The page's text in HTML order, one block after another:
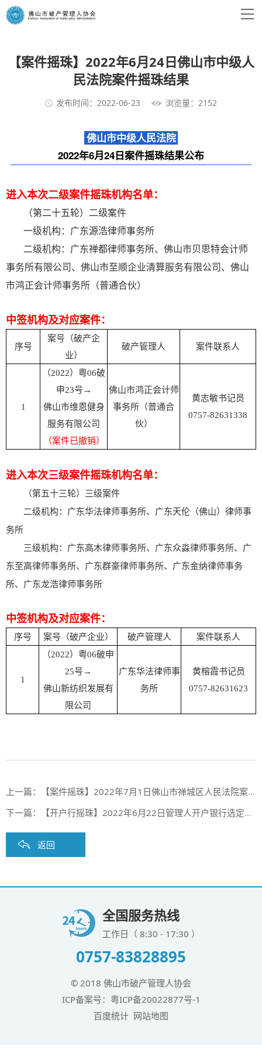
【案件摇珠】2022年6月24日佛山市中级人
民法院案件摇珠结果
发布时间：2022-06-23 浏览量：2152
佛山市中级人民法院
2022年6月24日案件摇珠结果公布
进入本次二级案件摇珠机构名单：
（第二十五轮）二级案件
一级机构：广东源浩律师事务所
二级机构：广东禅都律师事务所、佛山市贝思特会计师
事务所有限公司、佛山市至顺企业清算服务有限公司、佛山
市鸿正会计师事务所（普通合伙）
中签机构及对应案件：
序号
案号（破产企
业）
破产管理人 案件联系人
1
（2022）粤06破
申23号→
佛山市维恩健身
服务有限公司
（案件已撤销）
佛山市鸿正会计师
事务所（普通合
伙）
黄志敏书记员
0757-82631338
进入本次三级案件摇珠机构名单：
（第五十三轮）三级案件
二级机构：广东华法律师事务所、广东天伦（佛山）律师事
务所
三级机构：广东高木律师事务所、广东众淼律师事务所、广
东至高律师事务所、广东群豪律师事务所、广东金纳律师事务
所、广东龙浩律师事务所
中签机构及对应案件：
序号 案号（破产企业） 破产管理人 案件联系人
1
（2022）粤06破申
25号→
佛山新纺织发展有
限公司
广东华法律师事
务所
黄榕霞书记员
0757-82631623
上一篇：
【案件摇珠】2022年7月1日佛山市禅城区人民法院案件摇珠结果
下一篇：
【开户行摇珠】2022年6月22日管理人开户银行选定摇珠结果（第三十期）
返回
全国服务热线
工作日（ 8:30 - 17:30 ）
0757-83828895
© 2018 佛山市破产管理人协会
ICP备案号： 粤ICP备20022877号-1
百度统计 网站地图